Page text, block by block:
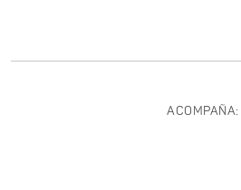
ACOMPAÑA: